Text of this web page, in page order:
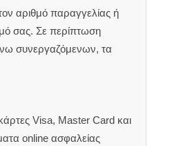
αριθμό παραγγελίας ή
σας. Σε περίπτωση
συνεργαζόμενων, τα
Visa, Master Card και
online ασφαλείας